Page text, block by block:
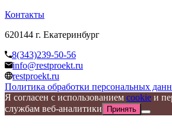
Контакты
620144 г. Екатеринбург
8(343)239-50-56
info@restproekt.ru
restproekt.ru
Политика обработки персональных
Я согласен с использованием cookie и
службам веб-аналитики
Принять